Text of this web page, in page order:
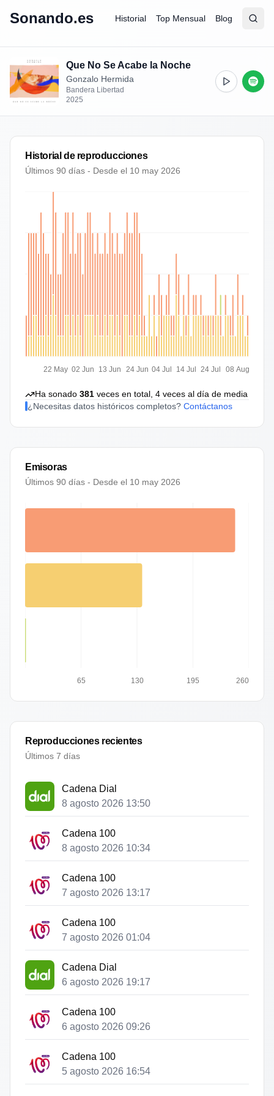
Sonando.es Historial Top Mensual Blog
Abrir
Que No Se Acabe la Noche
Gonzalo Hermida
Bandera Libertad
2025
Historial de reproducciones
Últimos 90 días - Desde el 10 may 2026
22 May 02 Jun 13 Jun 24 Jun 04 Jul 14 Jul 24 Jul 08 Aug
Ha sonado 381 veces en total, 4 veces al día de media
¿Necesitas datos históricos completos? Contáctanos
Emisoras
Últimos 90 días - Desde el 10 may 2026
65 130 195 260
Reproducciones recientes
Últimos 7 días
Cadena Dial
8 agosto 2026 13:50
Cadena 100
8 agosto 2026 10:34
Cadena 100
7 agosto 2026 13:17
Cadena 100
7 agosto 2026 01:04
Cadena Dial
6 agosto 2026 19:17
Cadena 100
6 agosto 2026 09:26
Cadena 100
5 agosto 2026 16:54